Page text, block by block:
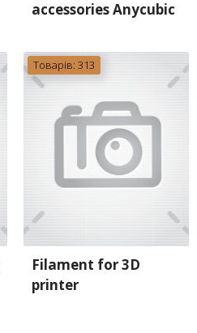
accessories Anycubic
Товарів: 313
Filament for 3D
printer